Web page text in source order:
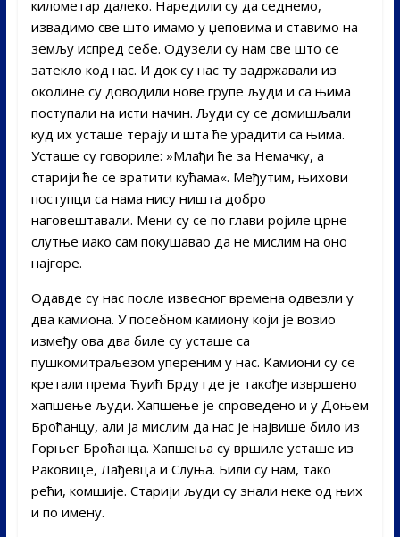
километар далеко. Наредили су да седнемо,
извадимо све што имамо у џеповима и ставимо на
земљу испред себе. Одузели су нам све што се
затекло код нас. И док су нас ту задржавали из
околине су доводили нове групе људи и са њима
поступали на исти начин. Људи су се домишљали
куд их усташе терају и шта ће урадити са њима.
Усташе су говориле: »Млађи ће за Немачку, а
старији ће се вратити кућама«. Међутим, њихови
поступци са нама нису ништа добро
наговештавали. Мени су се по глави ројиле црне
слутње иако сам покушавао да не мислим на оно
најгоре.
Одавде су нас после извесног времена одвезли у
два камиона. У посебном камиону који је возио
између ова два биле су усташе са
пушкомитраљезом упереним у нас. Kамиони су се
кретали према Ћуић Брду где је такође извршено
хапшење људи. Хапшење је спроведено и у Доњем
Броћанцу, али ја мислим да нас је највише било из
Горњег Броћанца. Хапшења су вршиле усташе из
Раковице, Лађевца и Слуња. Били су нам, тако
рећи, комшије. Старији људи су знали неке од њих
и по имену.